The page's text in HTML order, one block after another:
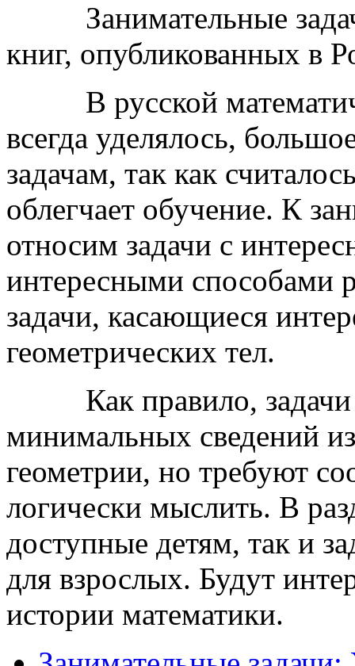
Занимательные
книг, опубликованных в
В русской
всегда уделялось,
задачам, так как
облегчает обучение. К
относим задачи с
интересными способами
задачи, касающиеся
геометрических тел.
Как правило,
минимальных сведений
геометрии, но требуют
логически мыслить. В
доступные детям, так и
для взрослых. Будут
истории математики.